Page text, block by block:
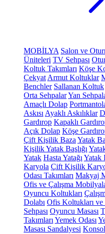
MOBİLYA Salon ve
Üniteleri TV Sehpası
Koltuk Takımları Köşe
Çekyat Armut Koltuklar
Benchler Sallanan Koltuk
Orta SehpalarYan
Amaçlı Dolap
Askısı Ayaklı Askılıklar
Gardırop Kapaklı
Açık Dolap Köşe
Çift Kişilik Baza Yatak
Kişilik Yatak Başlığı
Yatak Hasta Yatağı Yatak
Karyola Çift Kişilik
Odası Takımları Makyaj
Ofis ve Çalışma
Oyuncu Koltukları
Dolabı Ofis Koltukları ve
Sehpası Oyuncu Masası
Takımları Yemek Odası
Masası Sandalyesi Konsol